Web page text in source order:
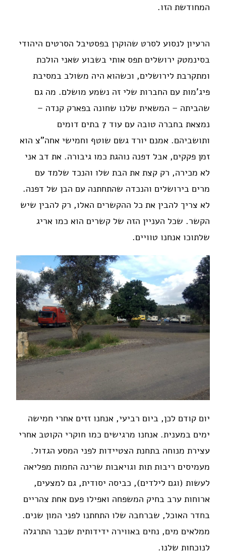
המחודשת הזו.
הרעיון לנסוע לסרט שהוקרן בפסטיבל הסרטים היהודי
בסינמטק ירושלים תפס אותי בשבוע שאני הולכת
ומתקרבת לירושלים, וכשהוא היה משולב במסיבת
פיג'מות עם החברות שלי זה נשמע מושלם. מה גם
שהביתה – המשאית שלנו שחונה בפארק קנדה –
נמצאת בחברה טובה עם עוד 7 בתים דומים
ותושביהם. אמנם יורד גשם שוטף וחמישי אחה"צ הוא
זמן פקקים, אבל דפנה נוהגת כמו גיבורה. את דב אני
לא מכירה, רק קצת את הבת שלו והנכד שלמד עם
מרים בירושלים והנכדה שהתחתנה עם הבן של דפנה.
לא צריך להבין את כל ההקשרים האלו, רק להבין שיש
הקשר. שכל העניין הזה של קשרים הוא כמו אריג
שלתוכו אנחנו טוויים.
יום קודם לכן, ביום רביעי, אנחנו זזים אחרי חמישה
ימים במענית. אנחנו מרגישים כמו חוקרי הקוטב אחרי
עצירת מנוחה בתחנת הצטיידות לפני המסע הגדול.
מעמיסים ריבות תות וגויאבות שרינה החמות מפליאה
לעשות (וגם לילדים), כביסה יסודית, גם למצעים,
ארוחות ערב בחיק המשפחה ואפילו פעם אחת צהריים
בחדר האוכל, שברחבה שלו התחתנו לפני המון שנים.
ממלאים מים, נחים באווירה ידידותית שכבר התרגלה
לנוכחות שלנו.